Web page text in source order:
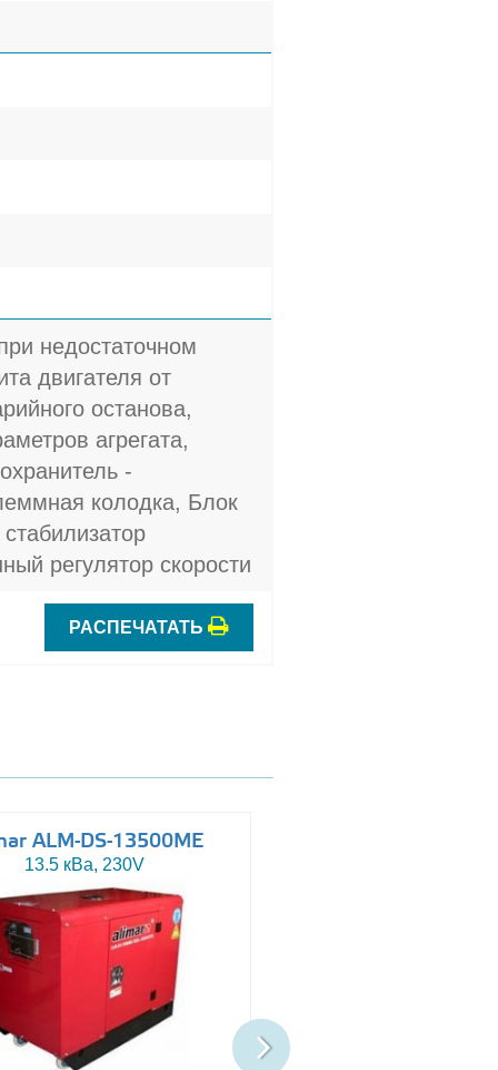
недостаточном
двигателя от
останова,
агрегата,
-
колодка, Блок
регулятор скорости
РАСПЕЧАТАТЬ
ALM-DS-13500ME
13.5 кВа, 230V